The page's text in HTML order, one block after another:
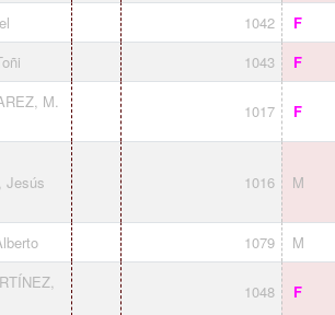
1042
F
1043 F
M.
1017 F
Jesús
1016 M
1079 M
1048 F